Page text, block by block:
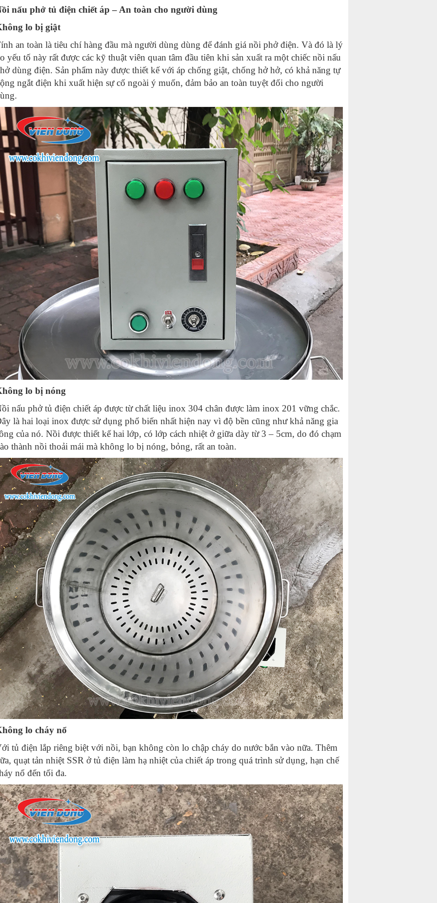
36
Nồi nấu phở bằng điện 2 ngăn
Nồi nấu phở bằng điện 500 lít
40 -Nồi nấu phở hầm xương điện 120L
41-Nồi nấu phở tiết kiệm điện
42-
nấu phở tủ điện chiết áp – An toàn cho người dùng
lo bị giật
an toàn là tiêu chí hàng đầu mà người dùng dùng để đánh giá nồi phở điện. Và đó là lý
yếu tố này rất được các kỹ thuật viên quan tâm đầu tiên khi sản xuất ra một chiếc nồi nấu
dùng điện. Sản phẩm này được thiết kế với áp chống giật, chống hở hở, có khả năng tự
ngắt điện khi xuất hiện sự cố ngoài ý muốn, đảm bảo an toàn tuyệt đối cho người
lo bị nóng
nấu phở tủ điện chiết áp được từ chất liệu inox 304 chân được làm inox 201 vững chắc.
là hai loại inox được sử dụng phổ biến nhất hiện nay vì độ bền cũng như khả năng gia
của nó. Nồi được thiết kế hai lớp, có lớp cách nhiệt ở giữa dày từ 3 – 5cm, do đó chạm
thành nồi thoải mái mà không lo bị nóng, bỏng, rất an toàn.
lo cháy nổ
tủ điện lắp riêng biệt với nồi, bạn không còn lo chập cháy do nước bắn vào nữa. Thêm
quạt tản nhiệt SSR ở tủ điện làm hạ nhiệt của chiết áp trong quá trình sử dụng, hạn chế
nổ đến tối đa.